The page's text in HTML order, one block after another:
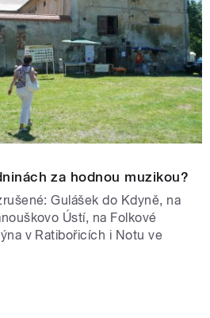
za hodnou muzikou?
Gulášek do Kdyně, na
Ústí, na Folkové
v Ratibořicích i Notu ve